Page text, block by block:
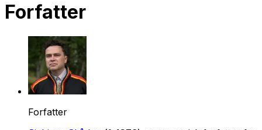
Forfatter
Forfatter